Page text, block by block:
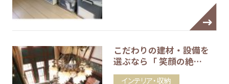
こだわりの建材・設備を
選ぶなら「 笑顔の絶…
インテリア・収納